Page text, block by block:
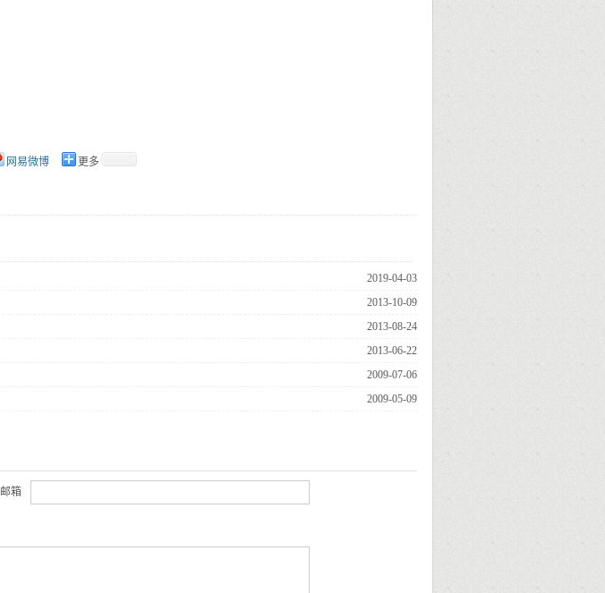
网易微博 更多
2019-04-03
2013-10-09
2013-08-24
2013-06-22
2009-07-06
2009-05-09
邮箱